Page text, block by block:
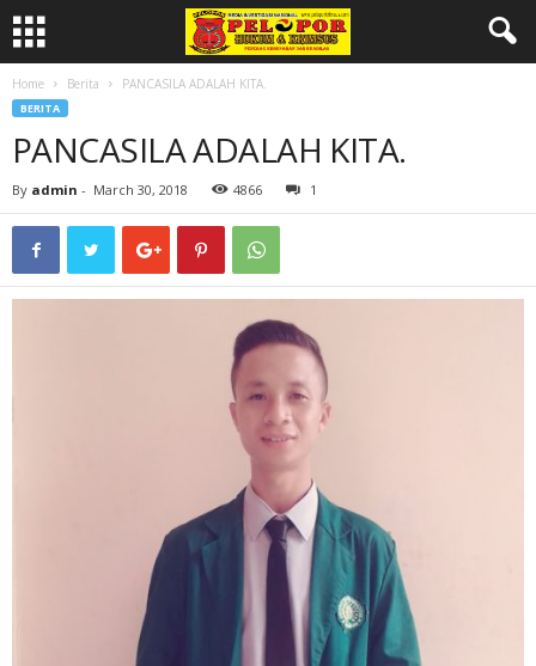
Home Berita PANCASILA ADALAH KITA.
BERITA
PANCASILA ADALAH KITA.
By admin - March 30, 2018 4866 1